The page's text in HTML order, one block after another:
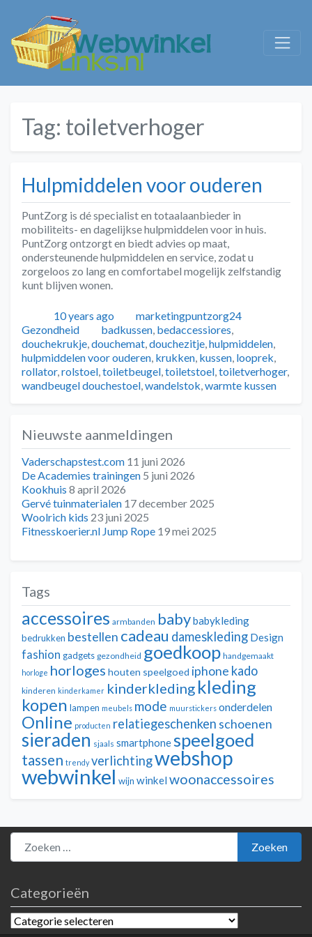
Tag: toiletverhoger
Hulpmiddelen voor ouderen
PuntZorg is dé specialist en totaalaanbieder in
mobiliteits- en dagelijkse hulpmiddelen voor in huis.
PuntZorg ontzorgt en biedt advies op maat,
ondersteunende hulpmiddelen en service, zodat u
zorgeloos zo lang en comfortabel mogelijk zelfstandig
kunt blijven wonen.
Geplaatst
10 years ago Auteur
marketingpuntzorg24
Gezondheid
Tags
badkussen bedaccessiores
douchekrukje douchemat douchezitje hulpmiddelen
hulpmiddelen voor ouderen krukken kussen looprek
rollator, rolstoel toiletbeugel toiletstoel toiletverhoger,
wandbeugel douchestoel wandelstok warmte kussen
Nieuwste aanmeldingen
Vaderschapstest.com 11 juni 2026
De Academies trainingen 5 juni 2026
Kookhuis 8 april 2026
Gervé tuinmaterialen 17 december 2025
Woolrich kids 23 juni 2025
Fitnesskoerier.nl Jump Rope 19 mei 2025
Tags
accessoires armbanden babybabykleding
bedrukken bestellen cadeau dameskleding Design
fashion gadgets gezondheid goedkoop handgemaakt
horloge horloges houten speelgoed iphone kado
kinderen kinderkamer kinderkleding kleding
kopen lampen meubels mode muurstickers onderdelen
Online producten relatiegeschenken schoenen
sieraden sjaals smartphonespeelgoed
tassen trendy verlichtingwebshop
webwinkel wijn winkelwoonaccessoires
Zoeken naar:
Zoeken
Categorieën
Categorieën